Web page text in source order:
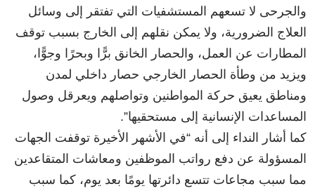
والجرحى لا تسعهم المستشفيات التي تفتقر إلى وسائل
العلاج الضرورية، ولا يمكن نقلهم إلى الخارج بسبب توقف
المطارات عن العمل، والحصار الخانق برًّا وبحرًا وجوًّا،
ويزيد من وطأة الحصار الخارجي حصار داخلي لمدن
ومناطق يعيق حركة المواطنين وتواصلهم ويعرقل وصول
المساعدات الإنسانية إلى مستحقيها”.
كما أشار النداء إلى أنه “في الأشهر الأخيرة توقفت الجهات
المسؤولة عن دفع رواتب الموظفين ومعاشات المتقاعدين
مما سبب مجاعات تتسع دائرتها يومًا بعد يوم، كما سبب